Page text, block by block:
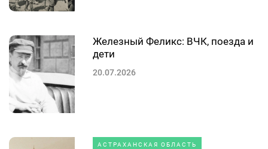
Железный Феликс: ВЧК, поезда и
дети
20.07.2026
АСТРАХАНСКАЯ ОБЛАСТЬ